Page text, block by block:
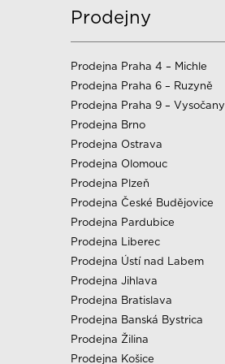
Prodejny
Prodejna Praha 4 – Michle
Prodejna Praha 6 – Ruzyně
Prodejna Praha 9 – Vysočany
Prodejna Brno
Prodejna Ostrava
Prodejna Olomouc
Prodejna Plzeň
Prodejna České Budějovice
Prodejna Pardubice
Prodejna Liberec
Prodejna Ústí nad Labem
Prodejna Jihlava
Prodejna Bratislava
Prodejna Banská Bystrica
Prodejna Žilina
Prodejna Košice